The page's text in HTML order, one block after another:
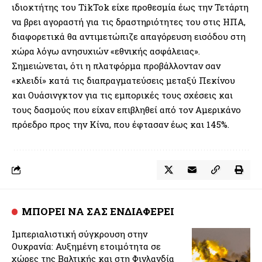
ιδιοκτήτης του TikTok είχε προθεσμία έως την Τετάρτη
να βρει αγοραστή για τις δραστηριότητες του στις ΗΠΑ,
διαφορετικά θα αντιμετώπιζε απαγόρευση εισόδου στη
χώρα λόγω ανησυχιών «εθνικής ασφάλειας».
Σημειώνεται, ότι η πλατφόρμα προβάλλονταν σαν
«κλειδί» κατά τις διαπραγματεύσεις μεταξύ Πεκίνου
και Ουάσινγκτον για τις εμπορικές τους σχέσεις και
τους δασμούς που είχαν επιβληθεί από τον Αμερικάνο
πρόεδρο προς την Κίνα, που έφτασαν έως και 145%.
ΜΠΟΡΕΙ ΝΑ ΣΑΣ ΕΝΔΙΑΦΕΡΕΙ
Ιμπεριαλιστική σύγκρουση στην
Ουκρανία: Αυξημένη ετοιμότητα σε
χώρες της Βαλτικής και στη Φινλανδία